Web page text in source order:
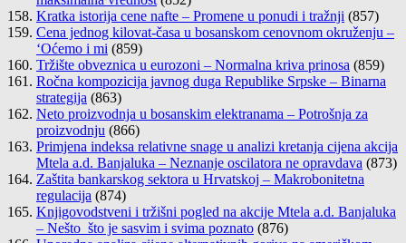
Kratka istorija cene nafte – Promene u ponudi i tražnji (857)
Cena jednog kilovat-časa u bosanskom cenovnom okruženju –
‘Oćemo i mi (859)
Tržište obveznica u eurozoni – Normalna kriva prinosa (859)
Ročna kompozicija javnog duga Republike Srpske – Binarna
strategija (863)
Neto proizvodnja u bosanskim elektranama – Potrošnja za
proizvodnju (866)
Primjena indeksa relativne snage u analizi kretanja cijena akcija
Mtela a.d. Banjaluka – Neznanje oscilatora ne opravdava (873)
Zaštita bankarskog sektora u Hrvatskoj – Makrobonitetna
regulacija (874)
Knjigovodstveni i tržišni pogled na akcije Mtela a.d. Banjaluka
– Nešto što je sasvim i svima poznato (876)